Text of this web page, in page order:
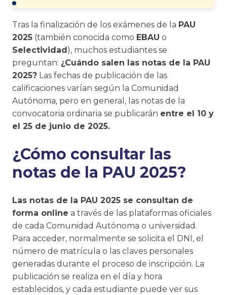
Tras la finalización de los exámenes de la PAU
2025 (también conocida como EBAU o
Selectividad), muchos estudiantes se
preguntan: ¿Cuándo salen las notas de la PAU
2025? Las fechas de publicación de las
calificaciones varían según la Comunidad
Autónoma, pero en general, las notas de la
convocatoria ordinaria se publicarán entre el 10 y
el 25 de junio de 2025.
¿Cómo consultar las
notas de la PAU 2025?
Las notas de la PAU 2025 se consultan de
forma online a través de las plataformas oficiales
de cada Comunidad Autónoma o universidad.
Para acceder, normalmente se solicita el DNI, el
número de matrícula o las claves personales
generadas durante el proceso de inscripción. La
publicación se realiza en el día y hora
establecidos, y cada estudiante puede ver sus